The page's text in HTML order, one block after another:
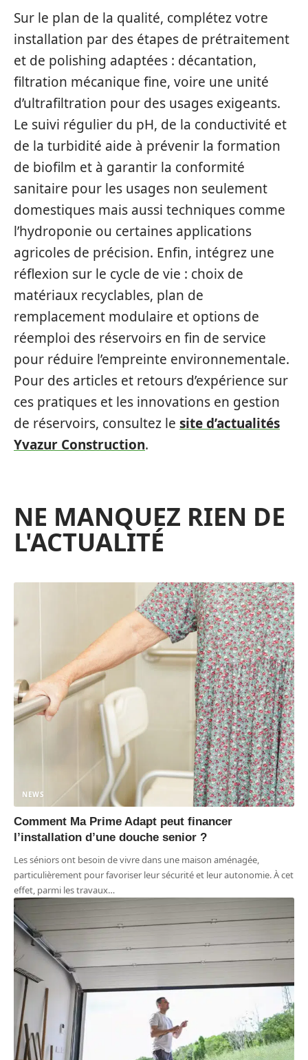
Sur le plan de la qualité, complétez votre
installation par des étapes de prétraitement
et de polishing adaptées : décantation,
filtration mécanique fine, voire une unité
d’ultrafiltration pour des usages exigeants.
Le suivi régulier du pH, de la conductivité et
de la turbidité aide à prévenir la formation
de biofilm et à garantir la conformité
sanitaire pour les usages non seulement
domestiques mais aussi techniques comme
l’hydroponie ou certaines applications
agricoles de précision. Enfin, intégrez une
réflexion sur le cycle de vie : choix de
matériaux recyclables, plan de
remplacement modulaire et options de
réemploi des réservoirs en fin de service
pour réduire l’empreinte environnementale.
Pour des articles et retours d’expérience sur
ces pratiques et les innovations en gestion
de réservoirs, consultez le site d’actualités
Yvazur Construction.
NE MANQUEZ RIEN DE
L'ACTUALITÉ
NEWS
Comment Ma Prime Adapt peut financer
l’installation d’une douche senior ?
Les séniors ont besoin de vivre dans une maison aménagée,
particulièrement pour favoriser leur sécurité et leur autonomie. À cet
effet, parmi les travaux…